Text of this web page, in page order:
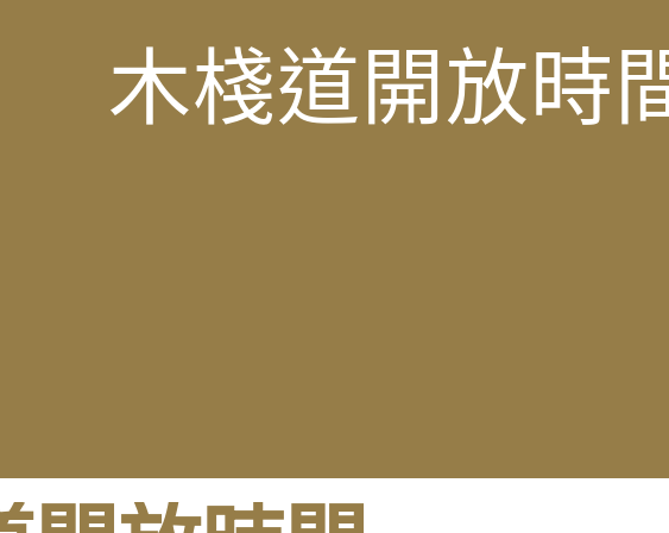
木棧道開放時